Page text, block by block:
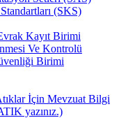
(SKS)
Kayıt Birimi
Ve Kontrolü
Birimi
İçin Mevzuat Bilgi
yazınız.)